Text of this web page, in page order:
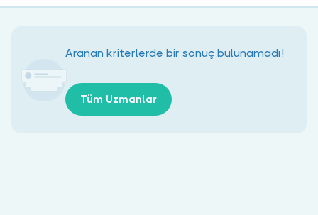
Hastalar için
Doktorlar için
Aranan kriterlerde bir sonuç bulunamadı!
Tüm Uzmanlar